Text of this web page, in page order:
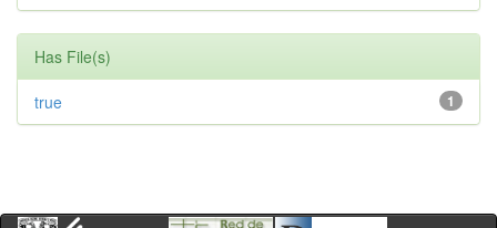
Has File(s)
1
true